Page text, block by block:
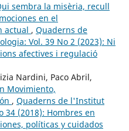
sembra la misèria, recull
en el
actual , Quaderns de
Vol. 39 No 2 (2023): Ni
afectives i regulació
Nardini, Paco Abril,
Movimiento,
, Quaderns de l'Institut
34 (2018): Hombres en
políticas y cuidados